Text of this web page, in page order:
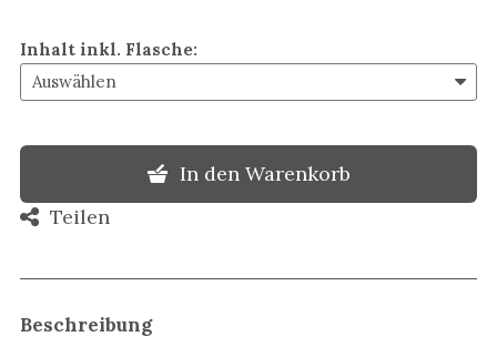
Inhalt inkl. Flasche:
In den Warenkorb
Teilen
Beschreibung